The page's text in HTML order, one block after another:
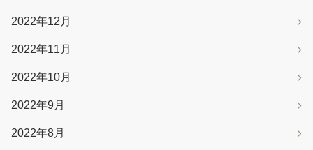
2022年12月
2022年11月
2022年10月
2022年9月
2022年8月